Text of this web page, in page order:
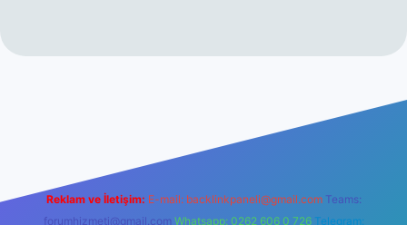
Reklam ve İletişim: E-mail: backlinkpaneli@gmail.com Teams:
forumhizmeti@gmail.com Whatsapp: 0262 606 0 726 Telegram: